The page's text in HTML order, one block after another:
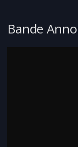
Bande